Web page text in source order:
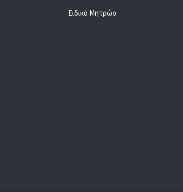
Ειδικό Μητρώο